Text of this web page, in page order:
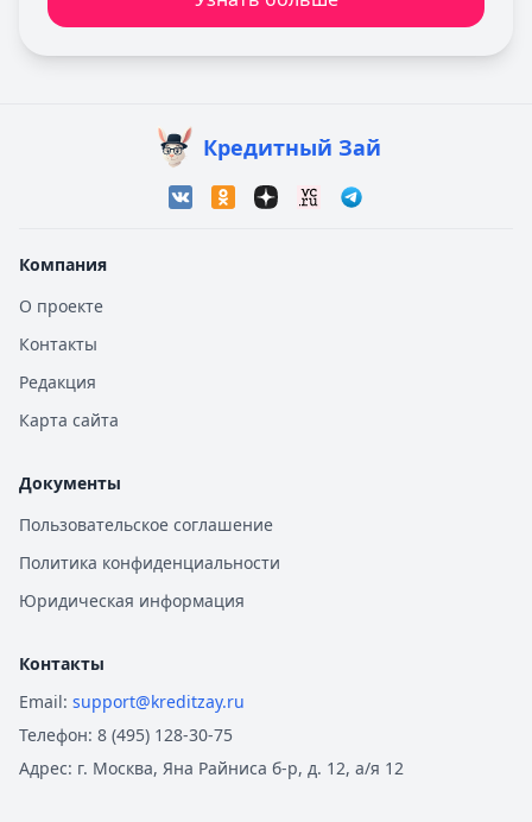
Кредитный Зай
Компания
О проекте
Контакты
Редакция
Карта сайта
Документы
Пользовательское соглашение
Политика конфиденциальности
Юридическая информация
Контакты
Email: support@kreditzay.ru
Телефон: 8 (495) 128-30-75
Адрес: г. Москва, Яна Райниса б-р, д. 12, а/я 12